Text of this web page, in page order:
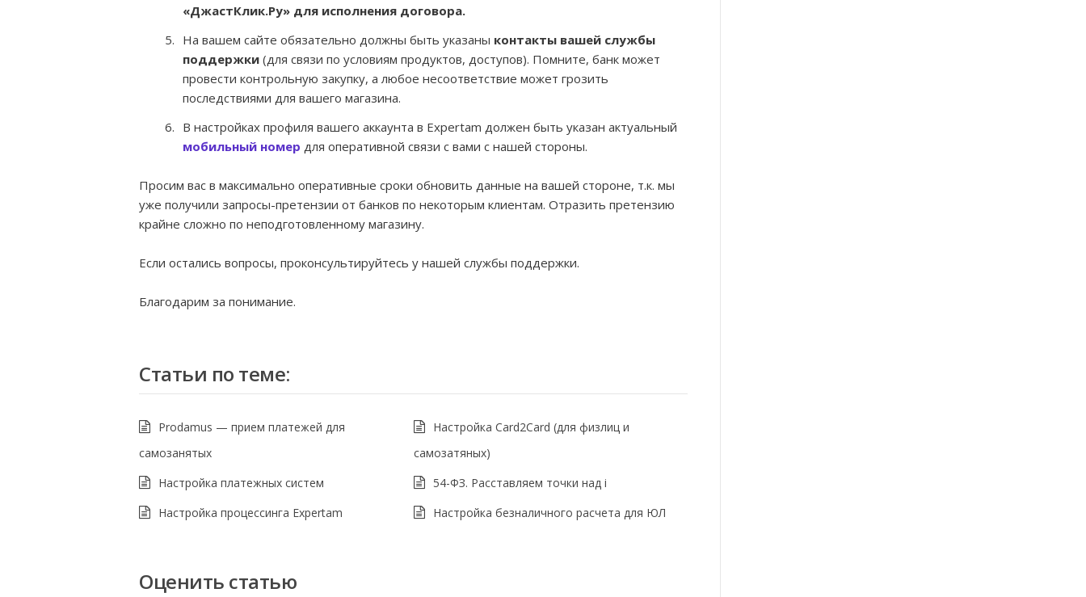
«ДжастКлик.Ру» для исполнения договора.
На вашем сайте обязательно должны быть указаны контакты вашей службы
поддержки (для связи по условиям продуктов, доступов). Помните, банк может
провести контрольную закупку, а любое несоответствие может грозить
последствиями для вашего магазина.
В настройках профиля вашего аккаунта в Expertam должен быть указан актуальный
мобильный номер для оперативной связи с вами с нашей стороны.
Просим вас в максимально оперативные сроки обновить данные на вашей стороне, т.к. мы
уже получили запросы-претензии от банков по некоторым клиентам. Отразить претензию
крайне сложно по неподготовленному магазину.
Если остались вопросы, проконсультируйтесь у нашей службы поддержки.
Благодарим за понимание.
Статьи по теме:
Prodamus — прием платежей для
самозанятых
Настройка Card2Card (для физлиц и
самозатяных)
Настройка платежных систем
54-ФЗ. Расставляем точки над i
Настройка процессинга Expertam
Настройка безналичного расчета для ЮЛ
Оценить статью